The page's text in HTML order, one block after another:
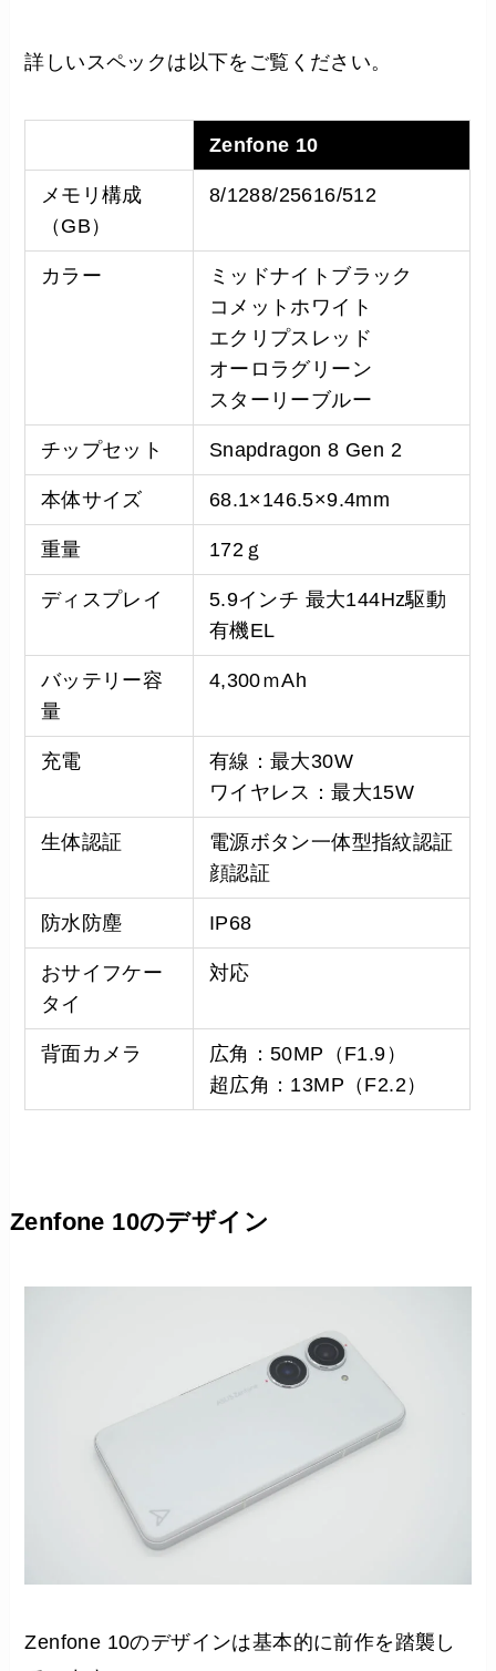
詳しいスペックは以下をご覧ください。
Zenfone 10
メモリ構成
（GB）
8/1288/25616/512
カラー
ミッドナイトブラック
コメットホワイト
エクリプスレッド
オーロラグリーン
スターリーブルー
チップセット Snapdragon 8 Gen 2
本体サイズ 68.1×146.5×9.4mm
重量 172ｇ
ディスプレイ
5.9インチ 最大144Hz駆動
有機EL
バッテリー容
量
4,300ｍAh
充電
有線：最大30W
ワイヤレス：最大15W
生体認証
電源ボタン一体型指紋認証
顔認証
防水防塵 IP68
おサイフケー
タイ
対応
背面カメラ
広角：50MP（F1.9）
超広角：13MP（F2.2）
Zenfone 10のデザイン
Zenfone 10のデザインは基本的に前作を踏襲し